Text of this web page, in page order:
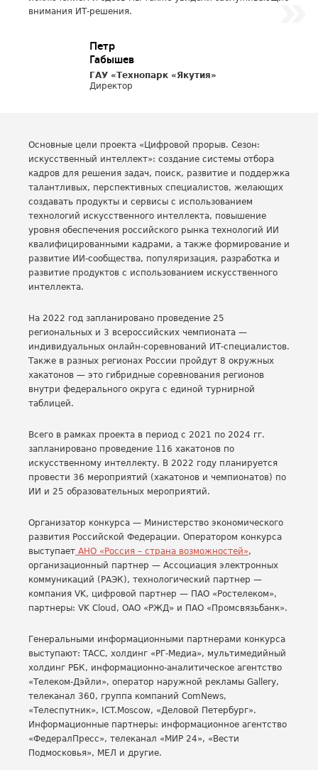
внимания ИТ-решения.
Петр
Габышев
ГАУ «Технопарк «Якутия»
Директор
Основные цели проекта «Цифровой прорыв. Сезон:
искусственный интеллект»: создание системы отбора
кадров для решения задач, поиск, развитие и поддержка
талантливых, перспективных специалистов, желающих
создавать продукты и сервисы с использованием
технологий искусственного интеллекта, повышение
уровня обеспечения российского рынка технологий ИИ
квалифицированными кадрами, а также формирование и
развитие ИИ-сообщества, популяризация, разработка и
развитие продуктов с использованием искусственного
интеллекта.
На 2022 год запланировано проведение 25
региональных и 3 всероссийских чемпионата —
индивидуальных онлайн-соревнований ИТ-специалистов.
Также в разных регионах России пройдут 8 окружных
хакатонов — это гибридные соревнования регионов
внутри федерального округа с единой турнирной
таблицей.
Всего в рамках проекта в период с 2021 по 2024 гг.
запланировано проведение 116 хакатонов по
искусственному интеллекту. В 2022 году планируется
провести 36 мероприятий (хакатонов и чемпионатов) по
ИИ и 25 образовательных мероприятий.
Организатор конкурса — Министерство экономического
развития Российской Федерации. Оператором конкурса
выступает АНО «Россия – страна возможностей»,
организационный партнер — Ассоциация электронных
коммуникаций (РАЭК), технологический партнер —
компания VK, цифровой партнер — ПАО «Ростелеком»,
партнеры: VK Cloud, ОАО «РЖД» и ПАО «Промсвязьбанк».
Генеральными информационными партнерами конкурса
выступают: ТАСС, холдинг «РГ-Медиа», мультимедийный
холдинг РБК, информационно-аналитическое агентство
«Телеком-Дэйли», оператор наружной рекламы Gallery,
телеканал 360, группа компаний ComNews,
«Телеспутник», ICT.Moscow, «Деловой Петербург».
Информационные партнеры: информационное агентство
«ФедералПресс», телеканал «МИР 24», «Вести
Подмосковья», МЕЛ и другие.